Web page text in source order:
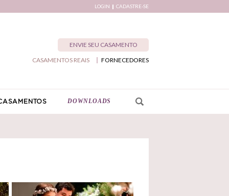
LOGIN CADASTRE-SE
ENVIE SEU CASAMENTO
FORNECEDORES
CASAMENTOS REAIS
DOWNLOADS